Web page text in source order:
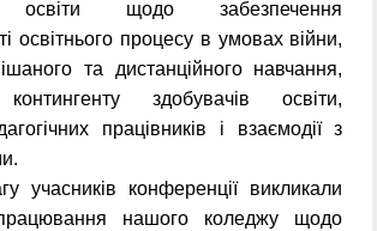
освіти щодо забезпечення
освітнього процесу в умовах війни,
та дистанційного навчання,
здобувачів освіти,
працівників і взаємодії з
учасників конференції викликали
нашого коледжу щодо